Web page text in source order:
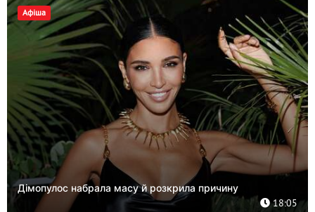
Афіша
Дімопулос набрала масу й розкрила причину
18:05